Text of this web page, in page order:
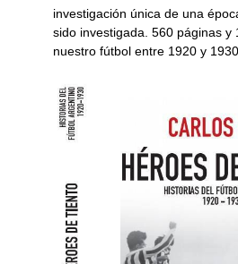
investigación única de una
sido investigada. 560 páginas y
nuestro fútbol entre 1920 y 1930